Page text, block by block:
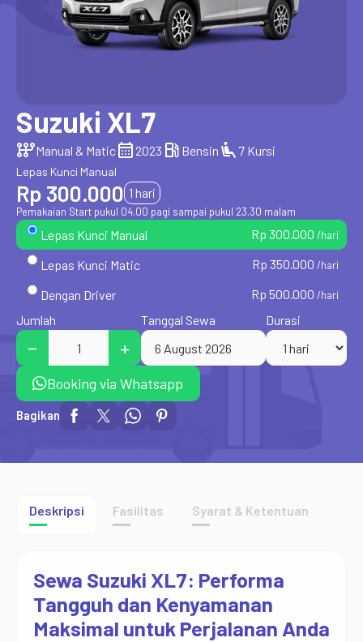
Suzuki XL7
auto_transmissionManual & Maticcalendar_month 2023 local_gas_station Bensin airline_seat_recline_extra 7 Kursi
Lepas Kunci Manual
Rp 300.000 1 hari
Pemakaian Start pukul 04.00 pagi sampai pukul 23.30 malam
Lepas Kunci Manual Rp 300.000 /hari
Lepas Kunci Matic Rp 350.000 /hari
Dengan Driver Rp 500.000 /hari
Jumlah Tanggal Sewa Durasi
Booking via Whatsapp
Bagikan
Deskripsi Fasilitas Syarat & Ketentuan
Sewa Suzuki XL7: Performa
Tangguh dan Kenyamanan
Maksimal untuk Perjalanan Anda